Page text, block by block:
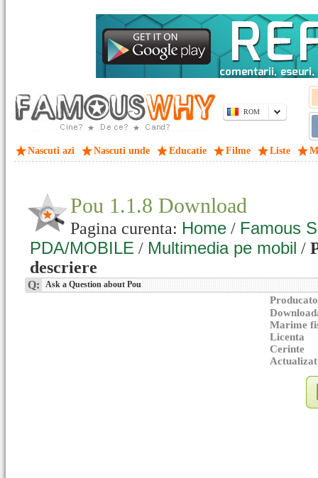
ROM
Nascuti azi Nascuti unde Educatie Filme Liste
Pou 1.1.8 Download
Pagina curenta: Home / Famous
PDA/MOBILE / Multimedia pe mobil /
descriere
Q: Ask a Question about Pou
Marime
Licenta
Cerinte